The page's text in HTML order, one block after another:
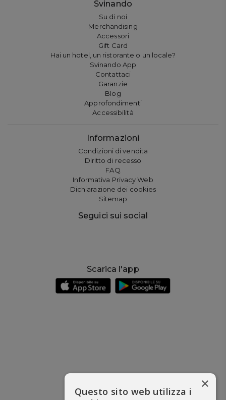
Svinando
Su di noi
Merchandising
Accessori
Gift Card
Hai un hotel, un ristorante o un locale?
Svinando App
Contattaci
Garanzie
Blog
Approfondimenti
Accessibilità
Informazioni
Condizioni di vendita
Diritto di recesso
FAQ
Informativa Privacy Web
Dichiarazione dei cookies
Sitemap
Seguici sui social
Scarica l'app
×
Questo sito web utilizza i